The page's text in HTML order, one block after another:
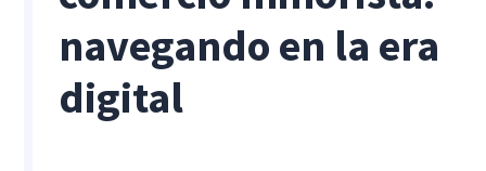
navegando en la era
digital